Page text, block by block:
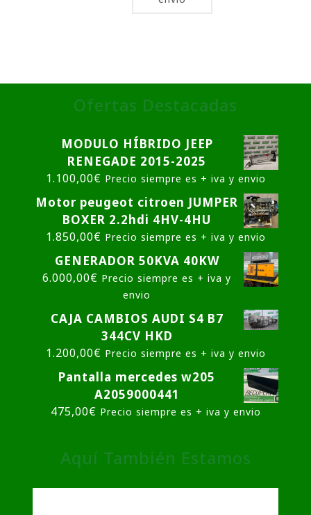
Ofertas Destacadas
MODULO HÍBRIDO JEEP
RENEGADE 2015-2025
1.100,00€ Precio siempre es + iva y envio
Motor peugeot citroen JUMPER
BOXER 2.2hdi 4HV-4HU
1.850,00€ Precio siempre es + iva y envio
GENERADOR 50KVA 40KW
6.000,00€ Precio siempre es + iva y
envio
CAJA CAMBIOS AUDI S4 B7
344CV HKD
1.200,00€ Precio siempre es + iva y envio
Pantalla mercedes w205
A2059000441
475,00€ Precio siempre es + iva y envio
Aquí También Estamos